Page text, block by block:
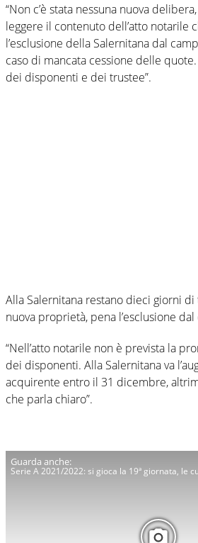
“Non c’è stata nessuna nuova
leggere il contenuto dell’atto notarile
l’esclusione della Salernitana dal
caso di mancata cessione delle
dei disponenti e dei trustee”.
Alla Salernitana restano dieci giorni
nuova proprietà, pena l’esclusione
“Nell’atto notarile non è prevista la
dei disponenti. Alla Salernitana va
acquirente entro il 31 dicembre,
che parla chiaro”.
Serie A 2021/2022: si gioca la 19ª giornata, le